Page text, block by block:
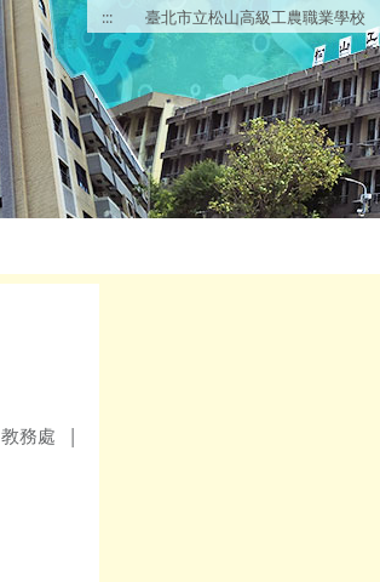
::: 臺北市立松山高級工農職業學校
教務處 |